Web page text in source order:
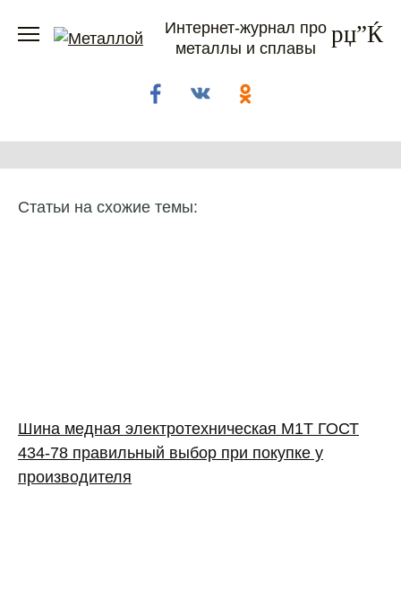
Интернет-журнал про
металлы и сплавы
Статьи на схожие темы:
Шина медная электротехническая М1Т ГОСТ
434-78 правильный выбор при покупке у
производителя